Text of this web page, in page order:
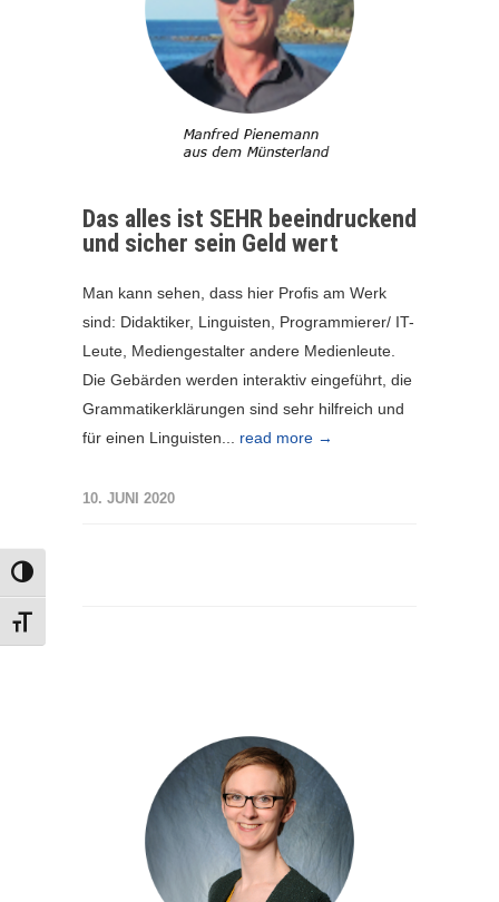
UMSCHALTEN AUF HOHE KONTRASTE
SCHRIFT VERGRÖSSERN
Das alles ist SEHR beeindruckend
und sicher sein Geld wert
Man kann sehen, dass hier Profis am Werk
sind: Didaktiker, Linguisten, Programmierer/ IT-
Leute, Mediengestalter andere Medienleute.
Die Gebärden werden interaktiv eingeführt, die
Grammatikerklärungen sind sehr hilfreich und
für einen Linguisten... read more →
10. JUNI 2020